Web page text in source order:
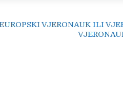
VJERONAUK ILI